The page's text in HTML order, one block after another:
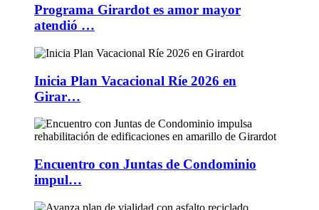
Programa Girardot es amor mayor
atendió …
Inicia Plan Vacacional Ríe 2026 en
Girar…
Encuentro con Juntas de Condominio
impul…